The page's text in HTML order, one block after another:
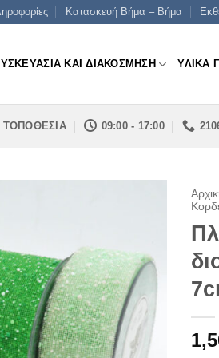
Κατασκευή Βήμα – Βήμα
ΚΑΙ ΔΙΑΚΟΣΜΗΣΗ ΥΛΙΚΑ
ΤΟΠΟΘΕΣΙΑ 09:00 - 17:00